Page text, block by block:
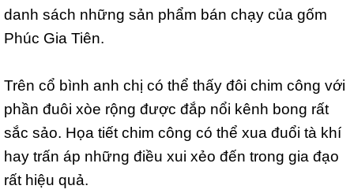
danh sách những sản phẩm bán chạy của gốm
Phúc Gia Tiên.
Trên cổ bình anh chị có thể thấy đôi chim công với
phần đuôi xòe rộng được đắp nổi kênh bong rất
sắc sảo. Họa tiết chim công có thể xua đuổi tà khí
hay trấn áp những điều xui xẻo đến trong gia đạo
rất hiệu quả.